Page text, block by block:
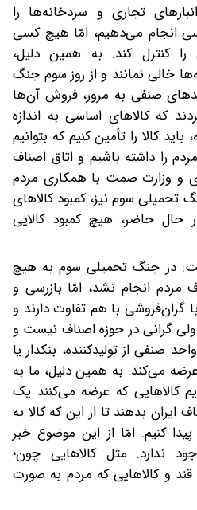
تجاری و سردخانه‌ها را
انجام می‌دهیم، امّا هیچ کسی
را کنترل کند. به همین دلیل،
خالی نمانند و از روز سوم جنگ
صنفی به مرور، فروش آن‌ها
که کالاهای اساسی به اندازه
کالا را تأمین کنیم که بتوانیم
را داشته باشیم و اتاق اصناف
و وزارت صمت با همکاری مردم
تحمیلی سوم نیز، کمبود کالاهای
حال حاضر، هیچ کمبود کالایی
در جنگ تحمیلی سوم به هیچ
مردم انجام نشد، امّا بازرسی و
گران‌فروشی با هم تفاوت دارند و
گرانی در حوزه اصناف نیست و
صنفی از تولیدکننده، بنکدار یا
عرضه می‌کند. به همین دلیل، ما به
کالاهایی که عرضه می‌کنند یک
ایران بدهند تا از این که کالا به
کنیم. امّا از این موضوع خبر
ندارد. مثل کالاهایی چون؛
قند و کالاهایی که مردم به صورت